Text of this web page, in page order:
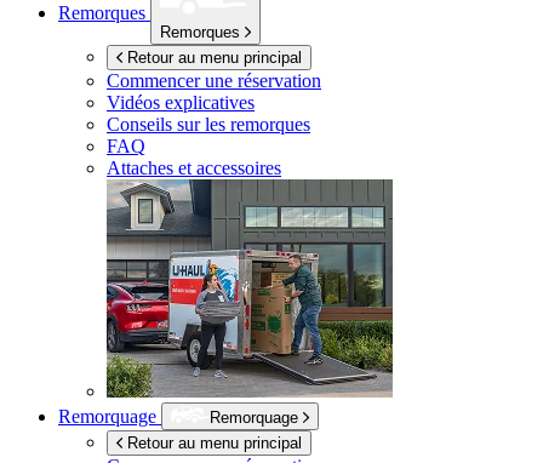
Remorques
Remorques
Retour au menu principal
Commencer une réservation
Vidéos explicatives
Conseils sur les remorques
FAQ
Attaches et accessoires
Remorquage
Remorquage
Retour au menu principal